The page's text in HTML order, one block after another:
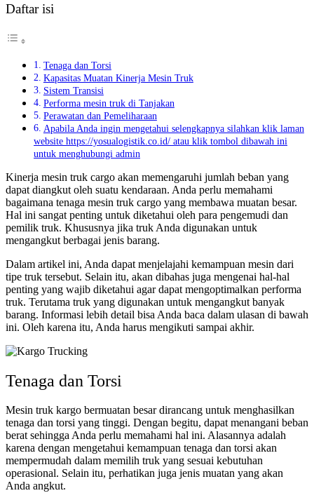
Daftar isi
Tenaga dan Torsi
Kapasitas Muatan Kinerja Mesin Truk
Sistem Transisi
Performa mesin truk di Tanjakan
Perawatan dan Pemeliharaan
Apabila Anda ingin mengetahui selengkapnya silahkan klik laman
website https://yosualogistik.co.id/ atau klik tombol dibawah ini
untuk menghubungi admin
Kinerja mesin truk cargo akan memengaruhi jumlah beban yang
dapat diangkut oleh suatu kendaraan. Anda perlu memahami
bagaimana tenaga mesin truk cargo yang membawa muatan besar.
Hal ini sangat penting untuk diketahui oleh para pengemudi dan
pemilik truk. Khususnya jika truk Anda digunakan untuk
mengangkut berbagai jenis barang.
Dalam artikel ini, Anda dapat menjelajahi kemampuan mesin dari
tipe truk tersebut. Selain itu, akan dibahas juga mengenai hal-hal
penting yang wajib diketahui agar dapat mengoptimalkan performa
truk. Terutama truk yang digunakan untuk mengangkut banyak
barang. Informasi lebih detail bisa Anda baca dalam ulasan di bawah
ini. Oleh karena itu, Anda harus mengikuti sampai akhir.
Tenaga dan Torsi
Mesin truk kargo bermuatan besar dirancang untuk menghasilkan
tenaga dan torsi yang tinggi. Dengan begitu, dapat menangani beban
berat sehingga Anda perlu memahami hal ini. Alasannya adalah
karena dengan mengetahui kemampuan tenaga dan torsi akan
mempermudah dalam memilih truk yang sesuai kebutuhan
operasional. Selain itu, perhatikan juga jenis muatan yang akan
Anda angkut.